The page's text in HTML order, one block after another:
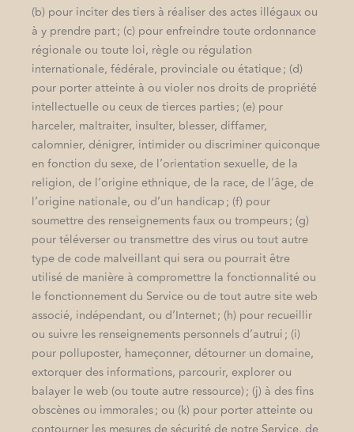
(b) pour inciter des tiers à réaliser des actes illégaux ou
à y prendre part ; (c) pour enfreindre toute ordonnance
régionale ou toute loi, règle ou régulation
internationale, fédérale, provinciale ou étatique ; (d)
pour porter atteinte à ou violer nos droits de propriété
intellectuelle ou ceux de tierces parties ; (e) pour
harceler, maltraiter, insulter, blesser, diffamer,
calomnier, dénigrer, intimider ou discriminer quiconque
en fonction du sexe, de l’orientation sexuelle, de la
religion, de l’origine ethnique, de la race, de l’âge, de
l’origine nationale, ou d’un handicap ; (f) pour
soumettre des renseignements faux ou trompeurs ; (g)
pour téléverser ou transmettre des virus ou tout autre
type de code malveillant qui sera ou pourrait être
utilisé de manière à compromettre la fonctionnalité ou
le fonctionnement du Service ou de tout autre site web
associé, indépendant, ou d’Internet ; (h) pour recueillir
ou suivre les renseignements personnels d’autrui ; (i)
pour polluposter, hameçonner, détourner un domaine,
extorquer des informations, parcourir, explorer ou
balayer le web (ou toute autre ressource) ; (j) à des fins
obscènes ou immorales ; ou (k) pour porter atteinte ou